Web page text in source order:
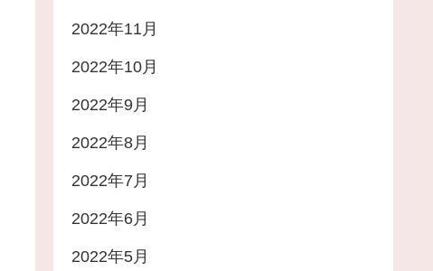
2022年11月
2022年10月
2022年9月
2022年8月
2022年7月
2022年6月
2022年5月